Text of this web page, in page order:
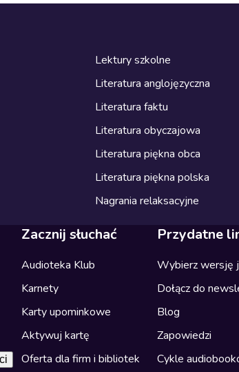
Lektury szkolne
Literatura anglojęzyczna
Literatura faktu
Literatura obyczajowa
Literatura piękna obca
Literatura piękna polska
Nagrania relaksacyjne
Zacznij słuchać
Audioteka Klub
Karnety
Karty upominkowe
Aktywuj kartę
Oferta dla firm i bibliotek
Przydatne
Wybierz wersję
Dołącz do
Blog
Zapowiedzi
Cykle